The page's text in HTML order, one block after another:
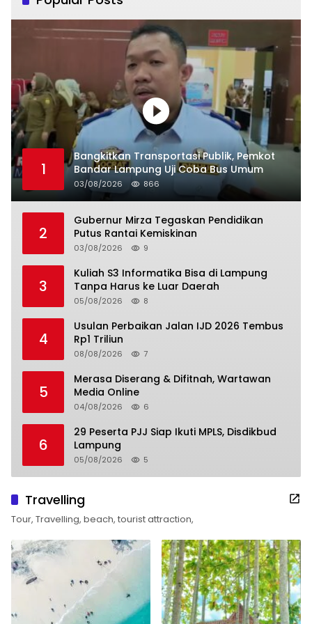
1
Bangkitkan Transportasi Publik, Pemkot
Bandar Lampung Uji Coba Bus Umum
03/08/2026 866
2
Gubernur Mirza Tegaskan Pendidikan
Putus Rantai Kemiskinan
03/08/2026 9
3
Kuliah S3 Informatika Bisa di Lampung
Tanpa Harus ke Luar Daerah
05/08/2026 8
4
Usulan Perbaikan Jalan IJD 2026 Tembus
Rp1 Triliun
08/08/2026 7
5
Merasa Diserang & Difitnah, Wartawan
Media Online
04/08/2026 6
6
29 Peserta PJJ Siap Ikuti MPLS, Disdikbud
Lampung
05/08/2026 5
Travelling
Tour, Travelling, beach, tourist attraction,